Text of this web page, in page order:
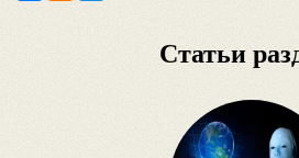
Статьи